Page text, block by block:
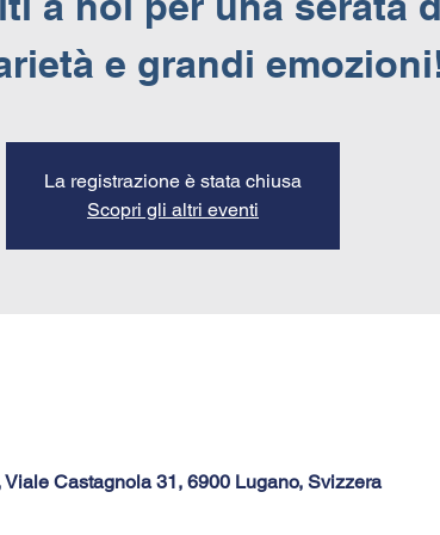
e grandi
La registrazione è stata chiusa
Scopri gli altri eventi
Castagnola 31, 6900 Lugano, Svizzera